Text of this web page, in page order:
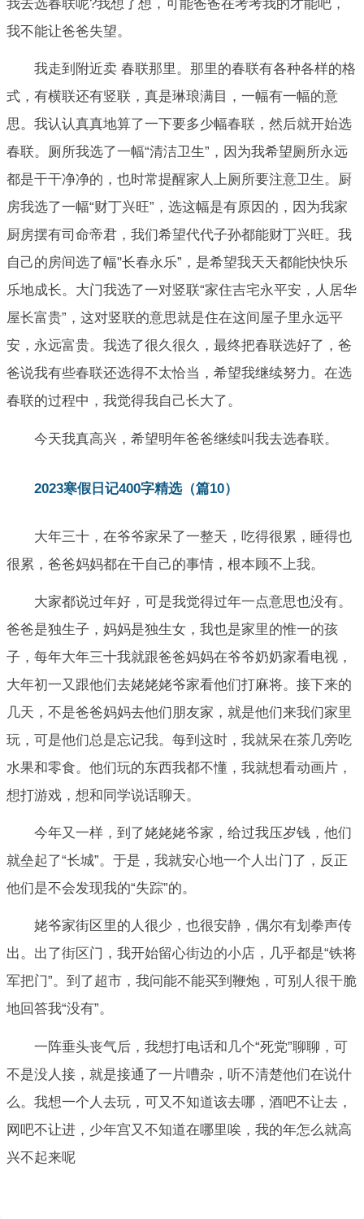
我去选春联呢?我想了想，可能爸爸在考考我的才能吧，
我不能让爸爸失望。
我走到附近卖 春联那里。那里的春联有各种各样的格
式，有横联还有竖联，真是琳琅满目，一幅有一幅的意
思。我认认真真地算了一下要多少幅春联，然后就开始选
春联。厕所我选了一幅“清洁卫生”，因为我希望厕所永远
都是干干净净的，也时常提醒家人上厕所要注意卫生。厨
房我选了一幅“财丁兴旺”，选这幅是有原因的，因为我家
厨房摆有司命帝君，我们希望代代子孙都能财丁兴旺。我
自己的房间选了幅"长春永乐”，是希望我天天都能快快乐
乐地成长。大门我选了一对竖联“家住吉宅永平安，人居华
屋长富贵”，这对竖联的意思就是住在这间屋子里永远平
安，永远富贵。我选了很久很久，最终把春联选好了，爸
爸说我有些春联还选得不太恰当，希望我继续努力。在选
春联的过程中，我觉得我自己长大了。
今天我真高兴，希望明年爸爸继续叫我去选春联。
2023寒假日记400字精选（篇10）
大年三十，在爷爷家呆了一整天，吃得很累，睡得也
很累，爸爸妈妈都在干自己的事情，根本顾不上我。
大家都说过年好，可是我觉得过年一点意思也没有。
爸爸是独生子，妈妈是独生女，我也是家里的惟一的孩
子，每年大年三十我就跟爸爸妈妈在爷爷奶奶家看电视，
大年初一又跟他们去姥姥姥爷家看他们打麻将。接下来的
几天，不是爸爸妈妈去他们朋友家，就是他们来我们家里
玩，可是他们总是忘记我。每到这时，我就呆在茶几旁吃
水果和零食。他们玩的东西我都不懂，我就想看动画片，
想打游戏，想和同学说话聊天。
今年又一样，到了姥姥姥爷家，给过我压岁钱，他们
就垒起了“长城”。于是，我就安心地一个人出门了，反正
他们是不会发现我的“失踪”的。
姥爷家街区里的人很少，也很安静，偶尔有划拳声传
出。出了街区门，我开始留心街边的小店，几乎都是“铁将
军把门”。到了超市，我问能不能买到鞭炮，可别人很干脆
地回答我“没有”。
一阵垂头丧气后，我想打电话和几个“死党”聊聊，可
不是没人接，就是接通了一片嘈杂，听不清楚他们在说什
么。我想一个人去玩，可又不知道该去哪，酒吧不让去，
网吧不让进，少年宫又不知道在哪里唉，我的年怎么就高
兴不起来呢